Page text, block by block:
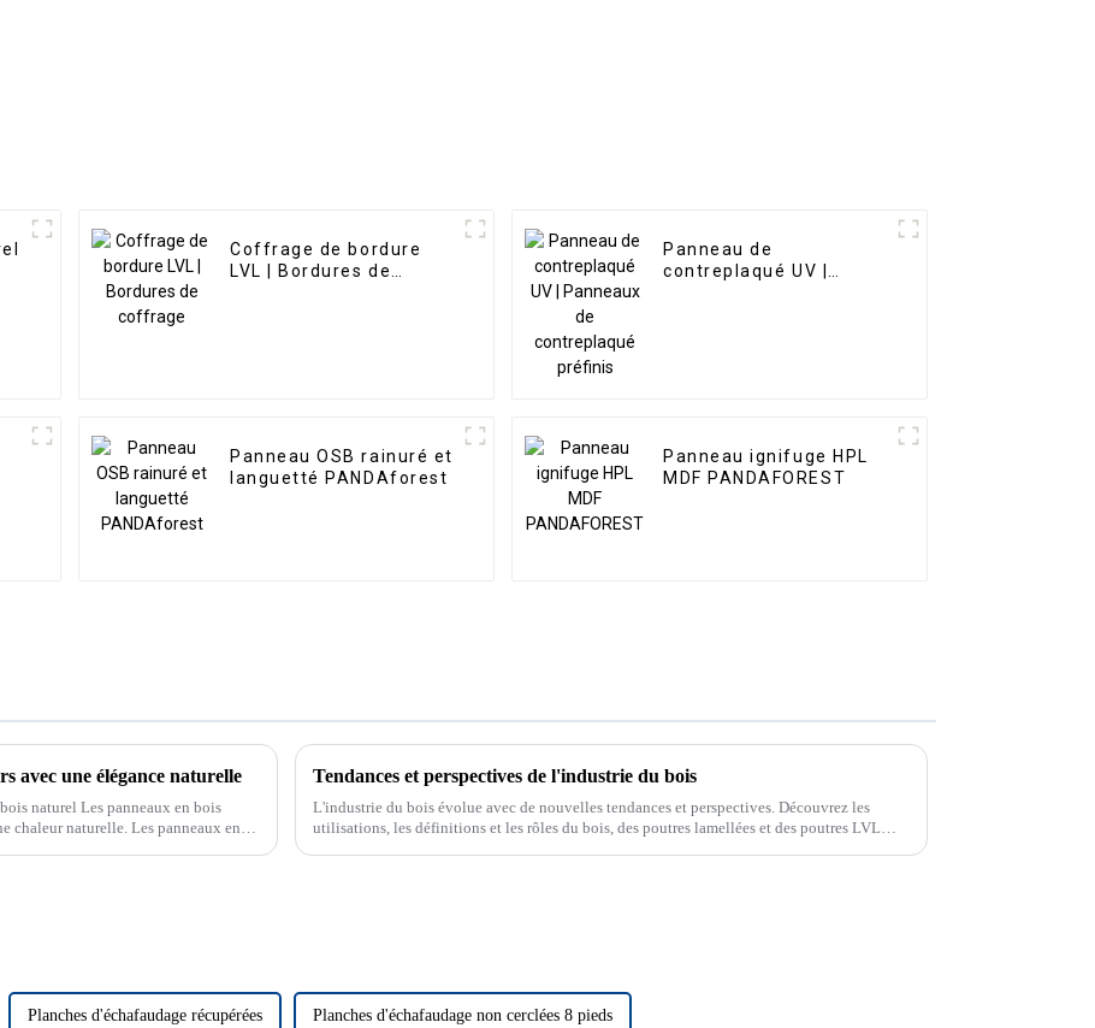
Coffrage de bordure
LVL | Bordures de
Panneau de
contreplaqué UV |
Panneau OSB rainuré et
languetté PANDAforest
Panneau ignifuge HPL
MDF PANDAFOREST
avec une élégance naturelle
naturel Les panneaux en bois
chaleur naturelle. Les panneaux en
Tendances et perspectives de l'industrie du bois
L'industrie du bois évolue avec de nouvelles tendances et perspectives. Découvrez les
utilisations, les définitions et les rôles du bois, des poutres lamellées et des poutres LVL
Planches d'échafaudage récupérées Planches d'échafaudage non cerclées 8 pieds